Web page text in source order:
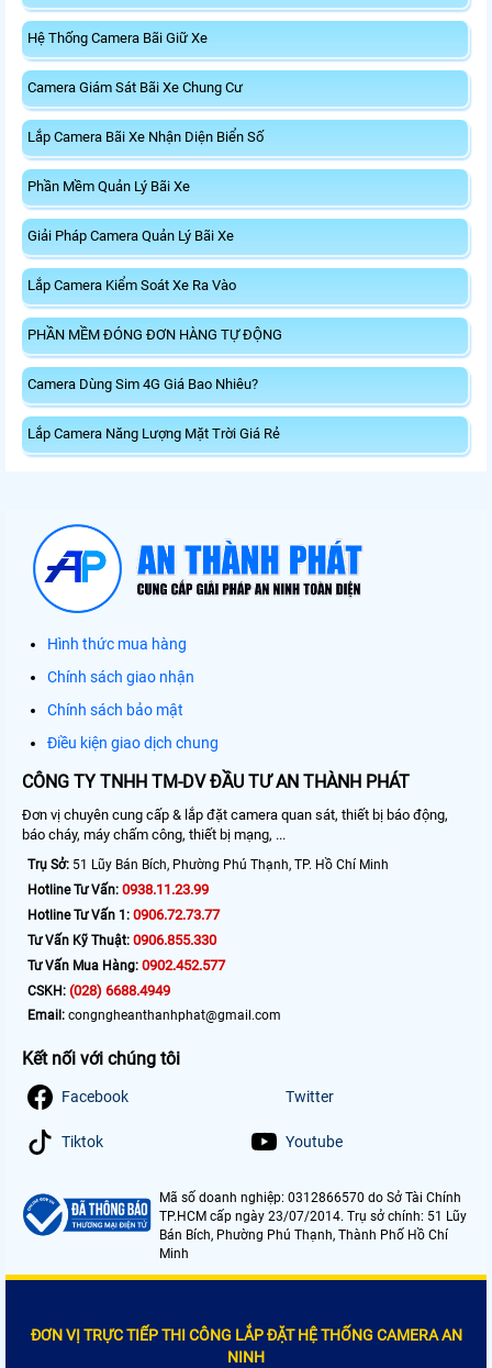
Hệ Thống Camera Bãi Giữ Xe
Camera Giám Sát Bãi Xe Chung Cư
Lắp Camera Bãi Xe Nhận Diện Biển Số
Phần Mềm Quản Lý Bãi Xe
Giải Pháp Camera Quản Lý Bãi Xe
Lắp Camera Kiểm Soát Xe Ra Vào
PHẦN MỀM ĐÓNG ĐƠN HÀNG TỰ ĐỘNG
Camera Dùng Sim 4G Giá Bao Nhiêu?
Lắp Camera Năng Lượng Mặt Trời Giá Rẻ
Hình thức mua hàng
Chính sách giao nhận
Chính sách bảo mật
Điều kiện giao dịch chung
CÔNG TY TNHH TM-DV ĐẦU TƯ AN THÀNH PHÁT
Đơn vị chuyên cung cấp & lắp đặt camera quan sát, thiết bị báo động,
báo cháy, máy chấm công, thiết bị mạng, ...
Trụ Sở: 51 Lũy Bán Bích, Phường Phú Thạnh, TP. Hồ Chí Minh
Hotline Tư Vấn: 0938.11.23.99
Hotline Tư Vấn 1: 0906.72.73.77
Tư Vấn Kỹ Thuật: 0906.855.330
Tư Vấn Mua Hàng: 0902.452.577
CSKH: (028) 6688.4949
Email: congngheanthanhphat@gmail.com
Kết nối với chúng tôi
Facebook Twitter
Tiktok Youtube
Mã số doanh nghiệp: 0312866570 do Sở Tài Chính
TP.HCM cấp ngày 23/07/2014. Trụ sở chính: 51 Lũy
Bán Bích, Phường Phú Thạnh, Thành Phố Hồ Chí
Minh
ĐƠN VỊ TRỰC TIẾP THI CÔNG LẮP ĐẶT HỆ THỐNG CAMERA AN
NINH